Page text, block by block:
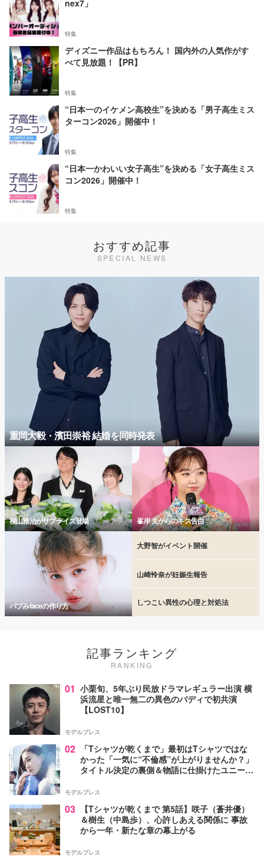
nex7」
特集
ディズニー作品はもちろん！ 国内外の人気作がす
べて見放題！【PR】
特集
“日本一のイケメン高校生”を決める「男子高生ミス
ターコン2026」開催中！
特集
“日本一かわいい女子高生”を決める「女子高生ミス
コン2026」開催中！
特集
おすすめ記事
SPECIAL NEWS
重岡大毅・濱田崇裕 結婚を同時発表
福山雅治がサプライズ登場 峯岸 夫からのキス告白
バブみfaceの作り方
大野智がイベント開催
山崎怜奈が妊娠生報告
しつこい異性の心理と対処法
記事ランキング
RANKING
01 小栗旬、5年ぶり民放ドラマレギュラー出演 横
浜流星と唯一無二の異色のバディで初共演
【LOST10】
モデルプレス
02
「Tシャツが乾くまで」最初はTシャツではな
かった「一気に“不倫感”が上がりませんか？」
タイトル決定の裏側＆物語に仕掛けたユニーク
モデルプレス
03
【Tシャツが乾くまで 第5話】咲子（蒼井優）
＆樹生（中島歩）、心許しあえる関係に 事故
から一年・新たな章の幕上がる
モデルプレス